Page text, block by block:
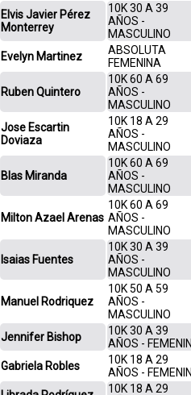
Elvis Javier Pérez
Monterrey
10K 30 A 39
AÑOS -
MASCULINO
Evelyn Martinez
ABSOLUTA
FEMENINA
Ruben Quintero
10K 60 A 69
AÑOS -
MASCULINO
Jose Escartin
Doviaza
10K 18 A 29
AÑOS -
MASCULINO
Blas Miranda
10K 60 A 69
AÑOS -
MASCULINO
Milton Azael Arenas
10K 60 A 69
AÑOS -
MASCULINO
Isaias Fuentes
10K 30 A 39
AÑOS -
MASCULINO
Manuel Rodriquez
10K 50 A 59
AÑOS -
MASCULINO
Jennifer Bishop
10K 30 A 39
AÑOS -
Gabriela Robles
10K 18 A 29
AÑOS -
10K 18 A 29